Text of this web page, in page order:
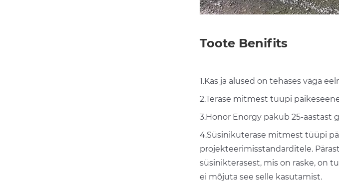
Toote Benifits
1.Kas ja alused on tehases väga
2.Terase mitmest tüüpi
3.Honor Enorgy pakub 25-
4.Süsinikuterase mitmest tüüpi
projekteerimisstandarditele.
süsinikterasest, mis on raske, on
ei mõjuta see selle kasutamist.